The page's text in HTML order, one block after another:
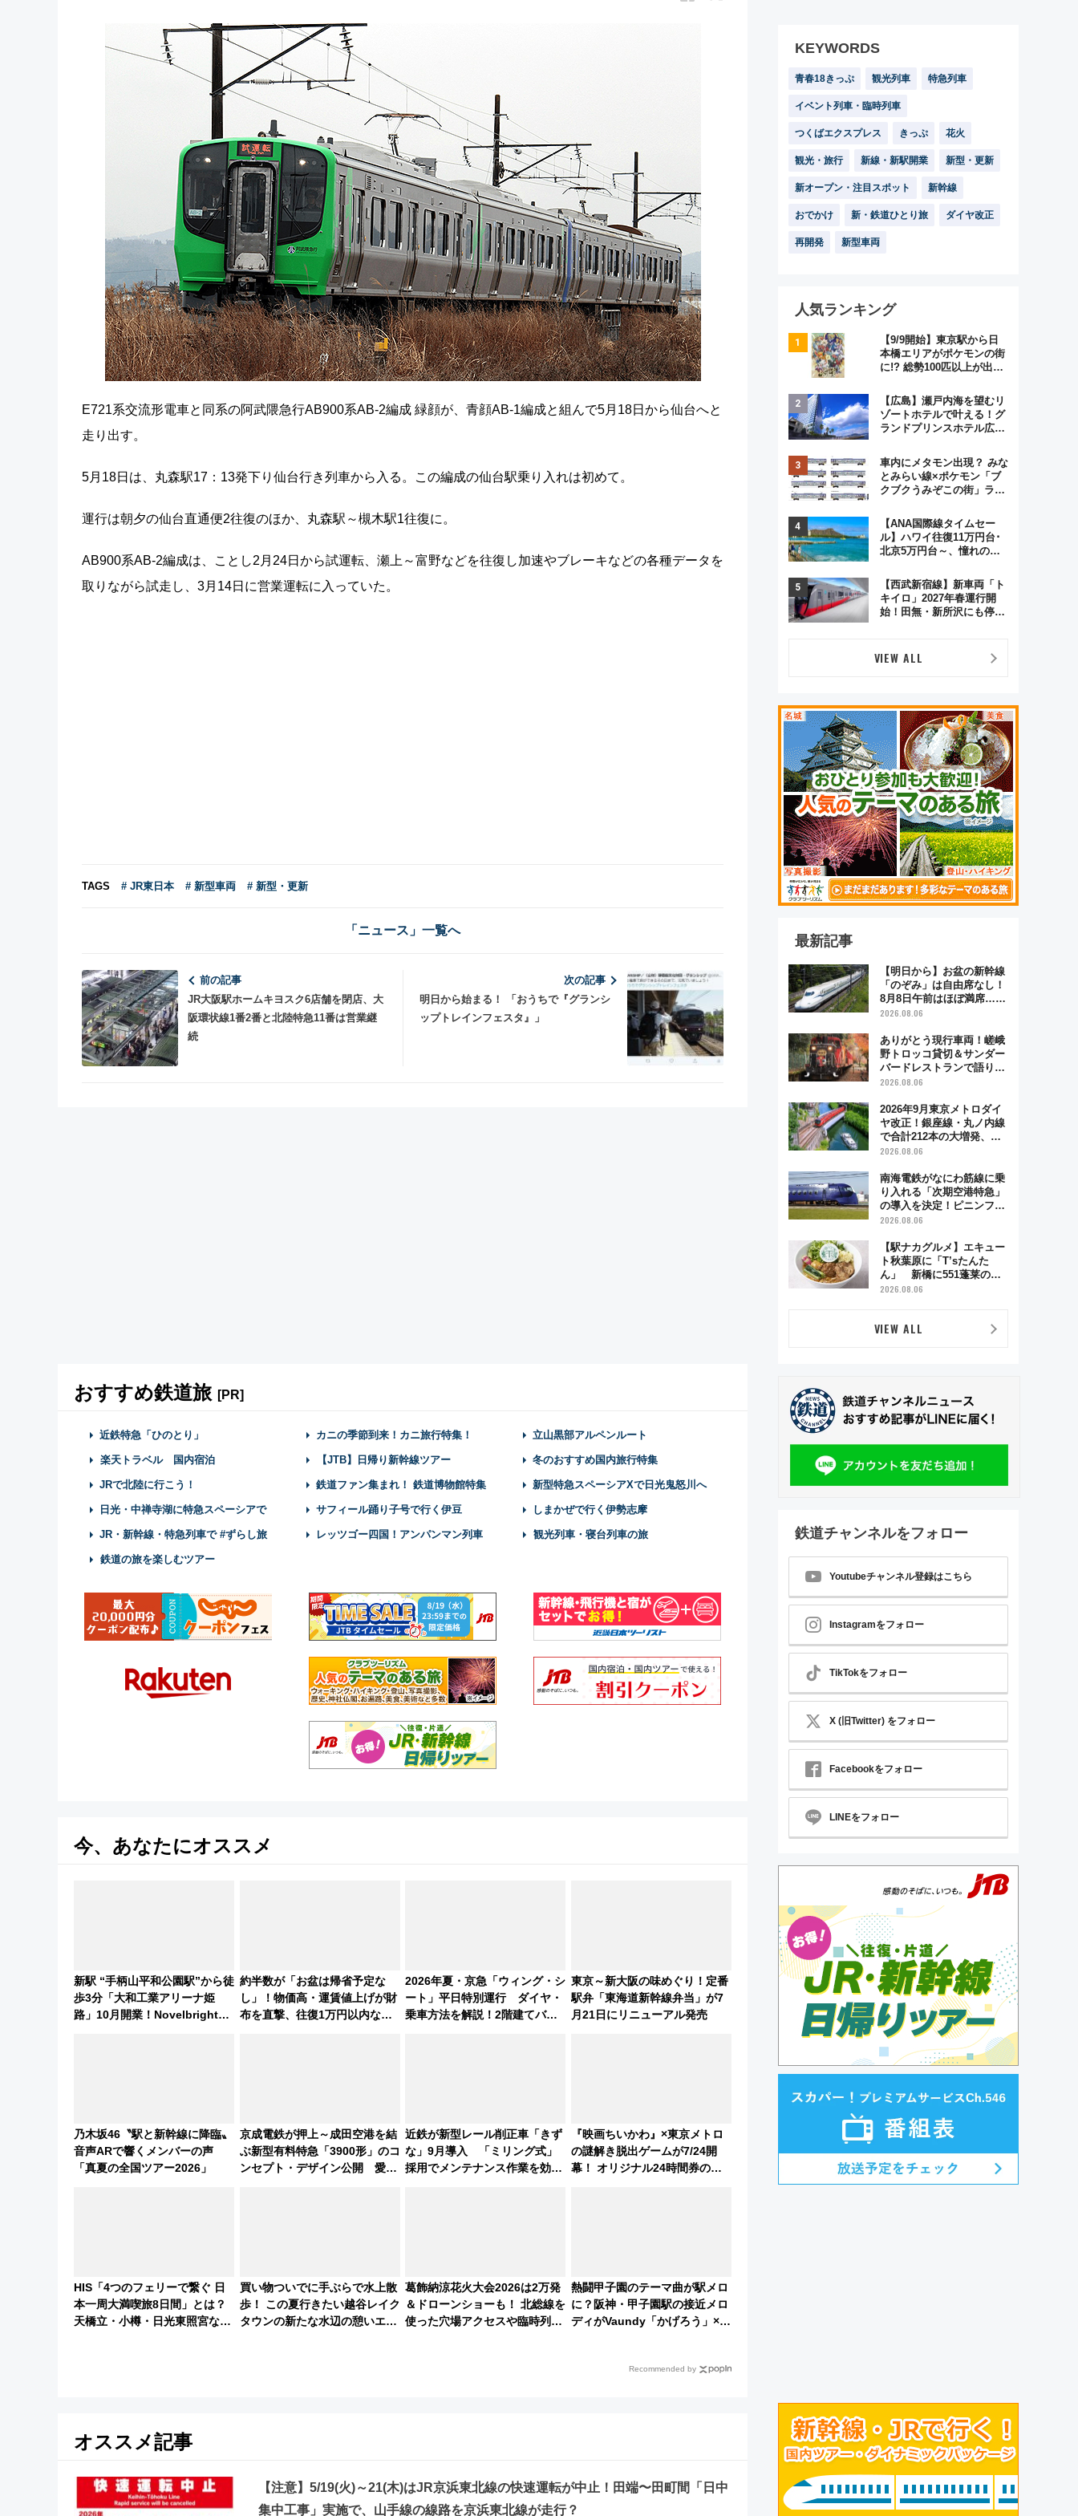
E721系交流形電車と同系の阿武隈急行AB900系AB-2編成 緑顔が、青顔AB-1編成と組んで5月18日から仙台へと
走り出す。
5月18日は、丸森駅17：13発下り仙台行き列車から入る。この編成の仙台駅乗り入れは初めて。
運行は朝夕の仙台直通便2往復のほか、丸森駅～槻木駅1往復に。
AB900系AB-2編成は、ことし2月24日から試運転、瀬上～富野などを往復し加速やブレーキなどの各種データを
取りながら試走し、3月14日に営業運転に入っていた。
TAGS # JR東日本 # 新型車両 # 新型・更新
「ニュース」一覧へ
前の記事
JR大阪駅ホームキヨスク6店舗を閉店、大
阪環状線1番2番と北陸特急11番は営業継
続
次の記事
明日から始まる！ 「おうちで『グランシ
ップトレインフェスタ』」
おすすめ鉄道旅 [PR]
近鉄特急「ひのとり」 カニの季節到来！カニ旅行特集！ 立山黒部アルペンルート
楽天トラベル 国内宿泊 【JTB】日帰り新幹線ツアー 冬のおすすめ国内旅行特集
JRで北陸に行こう！ 鉄道ファン集まれ！ 鉄道博物館特集 新型特急スペーシアXで日光鬼怒川へ
日光・中禅寺湖に特急スペーシアで サフィール踊り子号で行く伊豆 しまかぜで行く伊勢志摩
JR・新幹線・特急列車で #ずらし旅 レッツゴー四国！アンパンマン列車 観光列車・寝台列車の旅
鉄道の旅を楽しむツアー
今、あなたにオススメ
新駅 “手柄山平和公園駅”から徒
歩3分「大和工業アリーナ姫
路」10月開業！Novelbright公
約半数が「お盆は帰省予定な
し」！物価高・運賃値上げが財
布を直撃、往復1万円以内なら
2026年夏・京急「ウィング・シ
ート」平日特別運行 ダイヤ・
乗車方法を解説！2階建てバス
東京～新大阪の味めぐり！定番
駅弁「東海道新幹線弁当」が7
月21日にリニューアル発売
乃木坂46〝駅と新幹線に降臨〟
音声ARで響くメンバーの声
「真夏の全国ツアー2026」
京成電鉄が押上～成田空港を結
ぶ新型有料特急「3900形」のコ
ンセプト・デザイン公開 愛称
近鉄が新型レール削正車「きず
な」9月導入 「ミリング式」
採用でメンテナンス作業を効率
『映画ちいかわ』×東京メトロ
の謎解き脱出ゲームが7/24開
幕！ オリジナル24時間券の買
HIS「4つのフェリーで繋ぐ 日
本一周大満喫旅8日間」とは？
天橋立・小樽・日光東照宮など
買い物ついでに手ぶらで水上散
歩！ この夏行きたい越谷レイク
タウンの新たな水辺の憩いエリ
葛飾納涼花火大会2026は2万発
＆ドローンショーも！ 北総線を
使った穴場アクセスや臨時列
熱闘甲子園のテーマ曲が駅メロ
に？阪神・甲子園駅の接近メロ
ディがVaundy「かげろう」×向
Recommended by
オススメ記事
【注意】5/19(火)～21(木)はJR京浜東北線の快速運転が中止！田端〜田町間「日中
集中工事」実施で、山手線の線路を京浜東北線が走行？
KEYWORDS
青春18きっぷ 観光列車 特急列車
イベント列車・臨時列車
つくばエクスプレス きっぷ 花火
観光・旅行 新線・新駅開業 新型・更新
新オープン・注目スポット 新幹線
おでかけ 新・鉄道ひとり旅 ダイヤ改正
再開発 新型車両
人気ランキング
【9/9開始】東京駅から日
本橋エリアがポケモンの街
に!? 総勢100匹以上が出現
格謎解き・グッズ情報まと
め
【広島】瀬戸内海を望むリ
ゾートホテルで叶える！グ
ランドプリンスホテル広島
ジュアルパーティープラン
車内にメタモン出現？ みな
とみらい線×ポケモン「ブ
クブクうみぞこの街」ラッ
この夏は直通列車で横浜
へ！
【ANA国際線タイムセー
ル】ハワイ往復11万円台･
北京5万円台～、憧れのビ
GW旅行まで狙える激アツ
路線まとめ（8/10まで）
【西武新宿線】新車両「ト
キイロ」2027年春運行開
始！田無・新所沢にも停
VIEW ALL
最新記事
【明日から】お盆の新幹線
「のぞみ」は自由席なし！
8月8日午前はほぼ満席…で
も数時間ズラせば空きが見
「空席」探しのコツ
2026.08.06
ありがとう現行車両！嵯峨
野トロッコ貸切＆サンダー
バードレストランで語り合
う秋の京都 斉藤雪乃＆福
日「京都の鉄道満喫ツア
ー」開催
2026.08.06
2026年9月東京メトロダイ
ヤ改正！銀座線・丸ノ内線
で合計212本の大増発、混
雑緩和に期待
2026.08.06
南海電鉄がなにわ筋線に乗
り入れる「次期空港特急」
の導入を決定！ピニンファ
リーナによる日本初の鉄道
2026.08.06
【駅ナカグルメ】エキュー
ト秋葉原に「T’sたんた
ん」 新橋に551蓬莱の
DNAを継ぐ「東京豚饅」、
【2026年8月】
2026.08.06
VIEW ALL
鉄道チャンネルをフォロー
Youtubeチャンネル登録はこちら
Instagramをフォロー
TikTokをフォロー
X (旧Twitter) をフォロー
Facebookをフォロー
LINEをフォロー